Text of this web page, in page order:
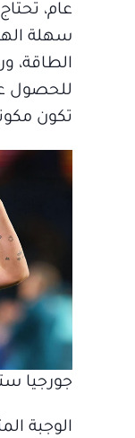
عام،
سهلة
الطاقة،
للحصول
تكون
جورجيا
الوجبة